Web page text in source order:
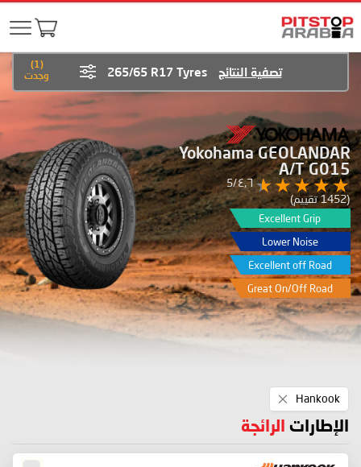
Yokohama GEOLANDAR
A/T G015
٤٫٦/5
(1452 تقييم)
Excellent Grip
Lower Noise
Excellent off Road
Great On/Off Road
(
1
)
وجدت
تصفية النتائج 265/65 R17 Tyres
Hankook
This
Item
الإطارات الرائجة